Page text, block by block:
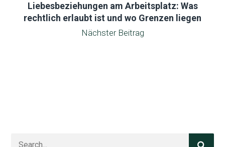
Liebesbeziehungen am Arbeitsplatz: Was
rechtlich erlaubt ist und wo Grenzen liegen
Nächster Beitrag